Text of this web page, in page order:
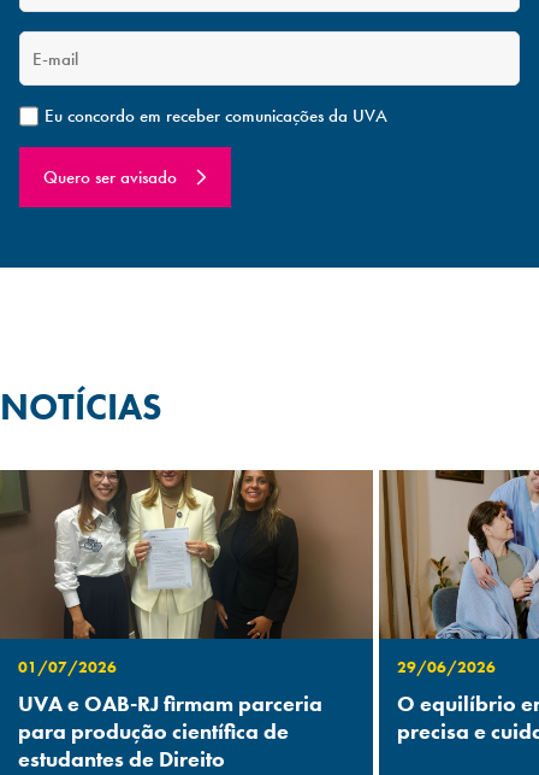
Eu concordo em receber comunicações da UVA
Quero ser avisado
NOTÍCIAS
01/07/2026
UVA e OAB-RJ firmam parceria
para produção científica de
estudantes de Direito
29/06/2026
O equilíbrio
precisa e